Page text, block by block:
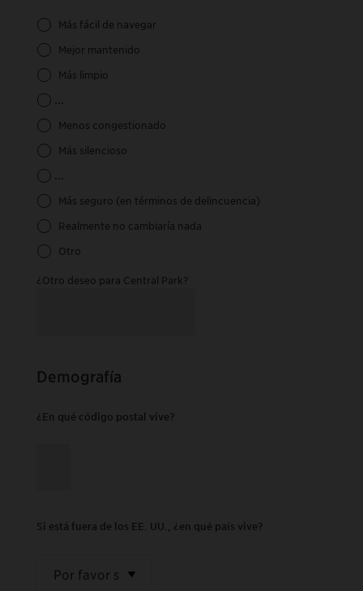
Más fácil de navegar
Mejor mantenido
Más limpio
Cómodo para más usuarios independientemente de su edad o
Menos congestionado
Más silencioso
Más seguro (en términos de cómo se mueven las personas)
Más seguro (en términos de delincuencia)
Realmente no cambiaría nada
Otro
¿Otro deseo para Central Park?
Demografía
¿En qué código postal vive?
Si está fuera de los EE. UU., ¿en qué país vive?